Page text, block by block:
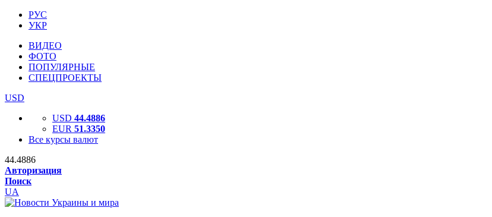
РУС
УКР
ВИДЕО
ФОТО
ПОПУЛЯРНЫЕ
СПЕЦПРОЕКТЫ
USD
USD 44.4886
EUR 51.3350
Все курсы валют
44.4886
Авторизация
Поиск
UA